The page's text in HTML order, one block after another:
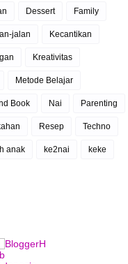
Dessert Family
jalan Kecantikan
Kreativitas
Metode Belajar
Book Nai Parenting
Resep Techno
anak ke2nai keke